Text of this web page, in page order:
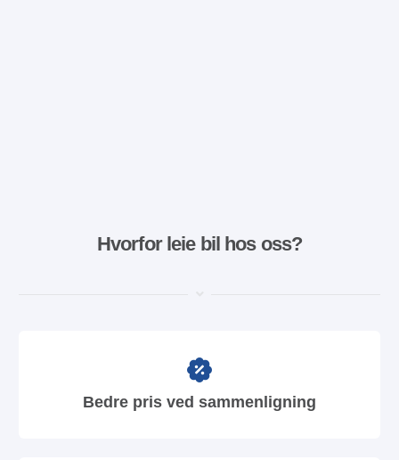
Hvorfor leie bil hos oss?
Bedre pris ved sammenligning